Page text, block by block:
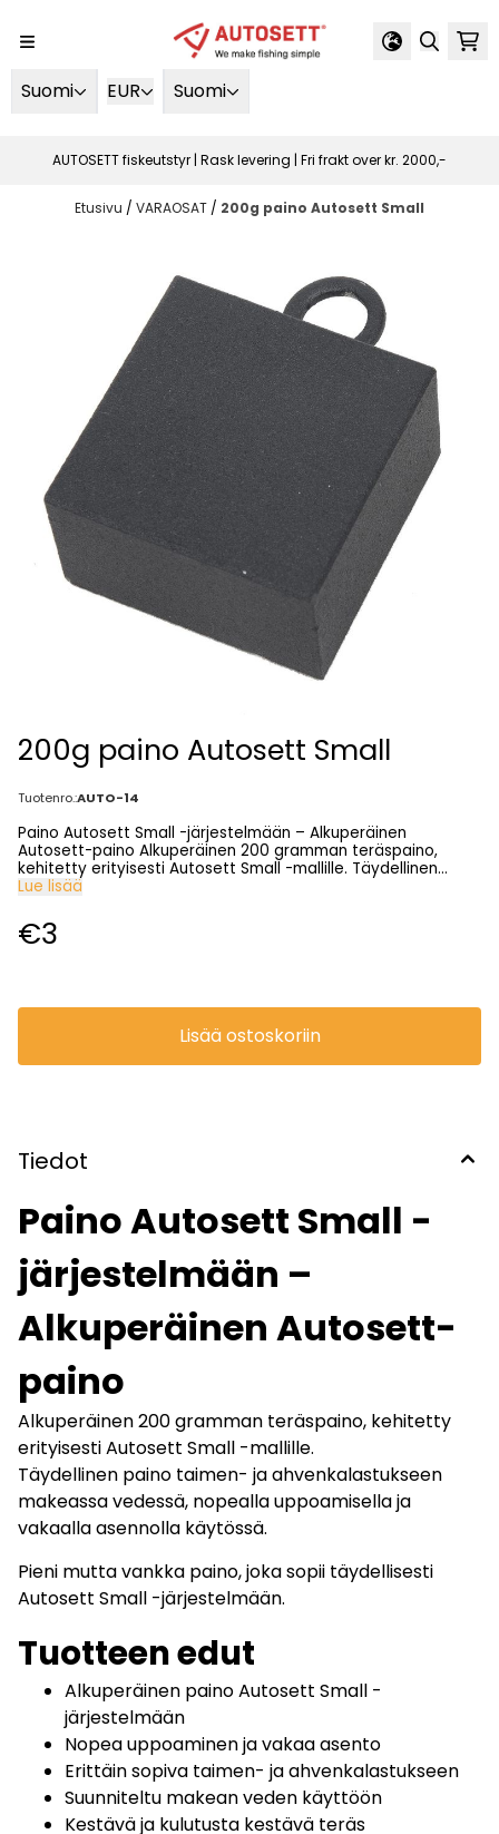
Suomi EUR Suomi
AUTOSETT fiskeutstyr | Rask levering | Fri frakt over kr. 2000,-
Etusivu / VARAOSAT / 200g paino Autosett Small
200g paino Autosett Small
Tuotenro.:AUTO-14
Paino Autosett Small -järjestelmään – Alkuperäinen
Autosett-paino Alkuperäinen 200 gramman teräspaino,
kehitetty erityisesti Autosett Small -mallille. Täydellinen
paino taimen- ja ahvenkalastukseen makeassa vedessä,
mutta vankka paino, joka sopii täydellisesti Autosett Small -
järjestelmään. Tuotteen edut Alkuperäinen paino Autosett
Tekniset tiedot Paino: 200 g Materiaali: Teräs
Yhteensopivuus: Autosett Small Käyttö: Taimen ja ahven
Kehitetty ja omistettu: Autosett AS
Lue lisää
€3
Lisää ostoskoriin
Tiedot
Paino Autosett Small -
järjestelmään –
Alkuperäinen Autosett-
paino
Alkuperäinen 200 gramman teräspaino, kehitetty
erityisesti Autosett Small -mallille.
Täydellinen paino taimen- ja ahvenkalastukseen
makeassa vedessä, nopealla uppoamisella ja
vakaalla asennolla käytössä.
Pieni mutta vankka paino, joka sopii täydellisesti
Autosett Small -järjestelmään.
Tuotteen edut
Alkuperäinen paino Autosett Small -
järjestelmään
Nopea uppoaminen ja vakaa asento
Erittäin sopiva taimen- ja ahvenkalastukseen
Suunniteltu makean veden käyttöön
Kestävä ja kulutusta kestävä teräs